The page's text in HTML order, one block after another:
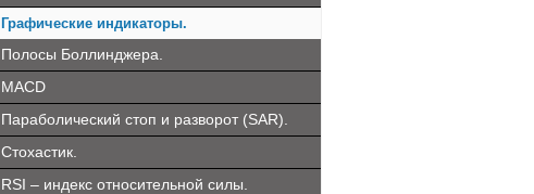
Графические индикаторы.
Полосы Боллинджера.
MACD
Параболический стоп и разворот (SAR).
Стохастик.
RSI – индекс относительной силы.